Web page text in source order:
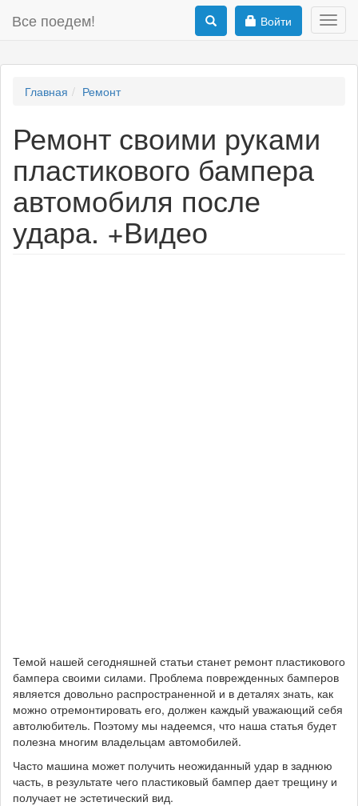
Все поедем! Войти
Главная Ремонт
Ремонт своими руками
пластикового бампера
автомобиля после
удара. +Видео
Темой нашей сегодняшней статьи станет ремонт пластикового
бампера своими силами. Проблема поврежденных бамперов
является довольно распространенной и в деталях знать, как
можно отремонтировать его, должен каждый уважающий себя
автолюбитель. Поэтому мы надеемся, что наша статья будет
полезна многим владельцам автомобилей.
Часто машина может получить неожиданный удар в заднюю
часть, в результате чего пластиковый бампер дает трещину и
получает не эстетический вид.